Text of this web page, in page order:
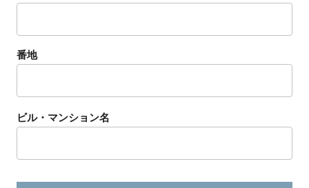
番地
ビル・マンション名